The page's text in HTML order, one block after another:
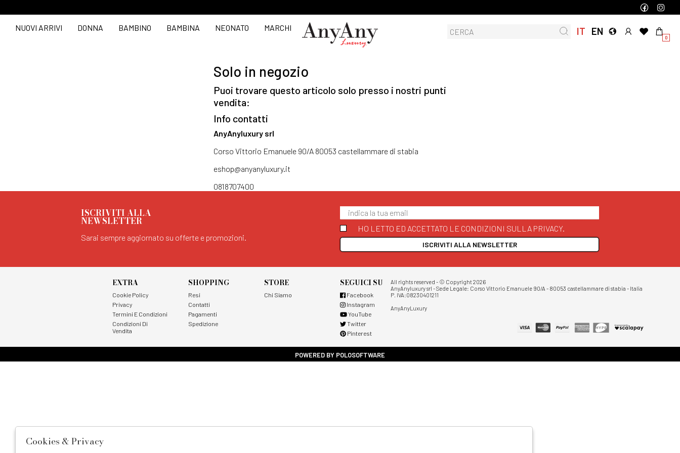
IT EN
0
NUOVI ARRIVI DONNA BAMBINO BAMBINA NEONATO MARCHI
Solo in negozio
Puoi trovare questo articolo solo presso i nostri punti
vendita:
Info contatti
AnyAnyluxury srl
Corso Vittorio Emanuele 90/A 80053 castellammare di stabia
eshop@anyanyluxury.it
0818707400
ISCRIVITI ALLA
NEWSLETTER
Sarai sempre aggiornato su offerte e promozioni.
HO LETTO ED ACCETTATO LE CONDIZIONI SULLA PRIVACY.
ISCRIVITI ALLA NEWSLETTER
EXTRA
Cookie Policy
Privacy
Termini E Condizioni
Condizioni Di
Vendita
SHOPPING
Resi
Contatti
Pagamenti
Spedizione
STORE
Chi Siamo
SEGUICI SU
Facebook
Instagram
YouTube
Twitter
Pinterest
All rights reserved - © Copyright 2026
AnyAnyluxury srl - Sede Legale: Corso Vittorio Emanuele 90/A - 80053 castellammare di stabia - Italia
P. IVA:08230401211
AnyAnyLuxury
POWERED BY POLOSOFTWARE
Cookies & Privacy